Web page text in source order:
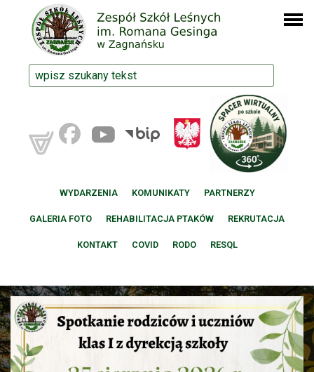
WYDARZENIA KOMUNIKATY PARTNERZY
GALERIA FOTO REHABILITACJA PTAKÓW REKRUTACJA
KONTAKT COVID RODO RESQL